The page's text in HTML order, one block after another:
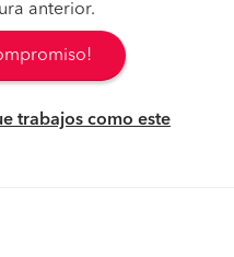
anterior.
trabajos como este